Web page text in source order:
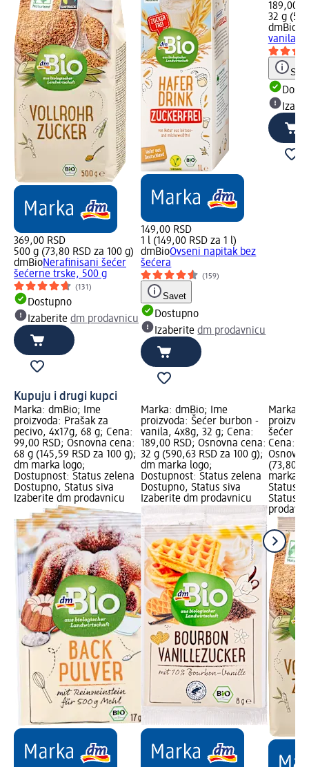
369,00 RSD
500 g (73,80 RSD za 100 g)
dmBioNerafinisani šećer
šećerne trske, 500 g
(131)
Dostupno
Izaberite dm prodavnicu
149,00 RSD
1 l (149,00 RSD za 1 l)
dmBioOvseni napitak bez
šećera
(159)
Savet
Dostupno
Izaberitedm prodavnicu
189,00
32 g
dmBio
vanila,
Kupuju i drugi kupci
Marka: dmBio; Ime
proizvoda: Prašak za
pecivo, 4x17g, 68 g; Cena:
99,00 RSD; Osnovna cena:
68 g (145,59 RSD za 100 g);
dm marka logo;
Dostupnost: Status zelena
Dostupno, Status siva
Izaberite dm prodavnicu
Marka: dmBio; Ime
proizvoda: Šećer burbon -
vanila, 4x8g, 32 g; Cena:
189,00 RSD; Osnovna cena:
32 g (590,63 RSD za 100 g);
dm marka logo;
Dostupnost: Status zelena
Dostupno, Status siva
Izaberite dm prodavnicu
Marka:
šećer
Cena:
(73,80
marka
Status
Status